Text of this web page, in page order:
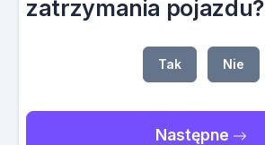
zatrzymania pojazdu?
Tak Nie
Następne